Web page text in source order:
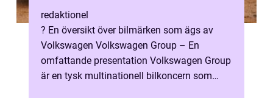
redaktionel
? En översikt över bilmärken som ägs av
Volkswagen Volkswagen Group – En
omfattande presentation Volkswagen Group
är en tysk multinationell bilkoncern som